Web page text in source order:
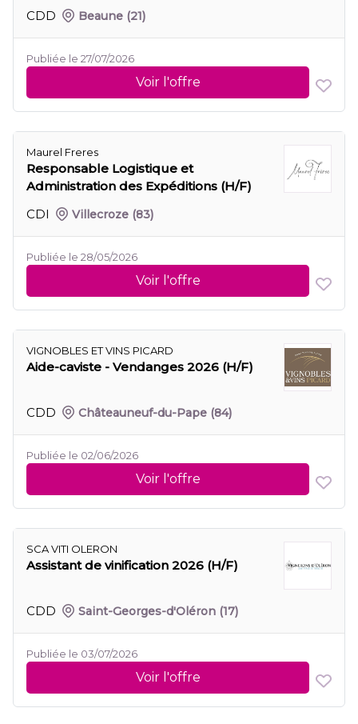
CDD Beaune (21)
Publiée le 27/07/2026
Voir l'offre
Maurel Freres
Responsable Logistique et
Administration des Expéditions (H/F)
CDI
Villecroze (83)
Publiée le 28/05/2026
Voir l'offre
VIGNOBLES ET VINS PICARD
Aide-caviste - Vendanges 2026 (H/F)
CDD Châteauneuf-du-Pape (84)
Publiée le 02/06/2026
Voir l'offre
SCA VITI OLERON
Assistant de vinification 2026 (H/F)
CDD Saint-Georges-d'Oléron (17)
Publiée le 03/07/2026
Voir l'offre